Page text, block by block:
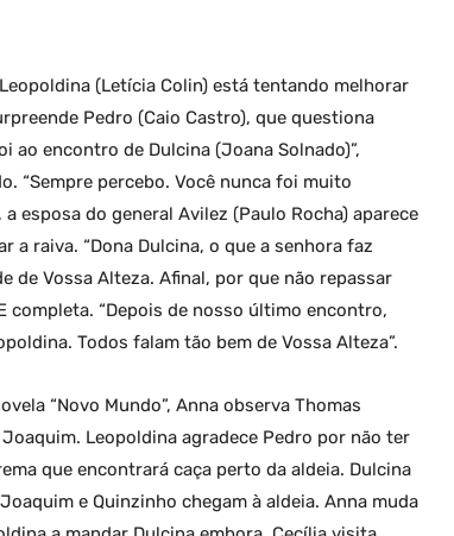
(Letícia Colin) está tentando melhorar
Pedro (Caio Castro), que questiona
ao encontro de Dulcina (Joana Solnado)”,
“Sempre percebo. Você nunca foi muito
esposa do general Avilez (Paulo Rocha) aparece
a raiva. “Dona Dulcina, o que a senhora faz
de Vossa Alteza. Afinal, por que não repassar
completa. “Depois de nosso último encontro,
Todos falam tão bem de Vossa Alteza”.
“Novo Mundo”, Anna observa Thomas
Leopoldina agradece Pedro por não ter
que encontrará caça perto da aldeia. Dulcina
e Quinzinho chegam à aldeia. Anna muda